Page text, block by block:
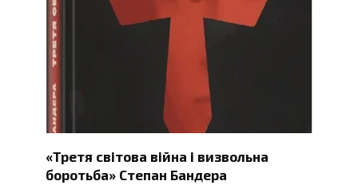
«Третя світова війна і визвольна
боротьба» Степан Бандера